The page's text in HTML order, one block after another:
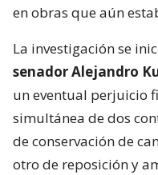
en obras que aún
La investigación se
senador Alejandro
un eventual perjuicio
simultánea de dos
de conservación de
otro de reposición y